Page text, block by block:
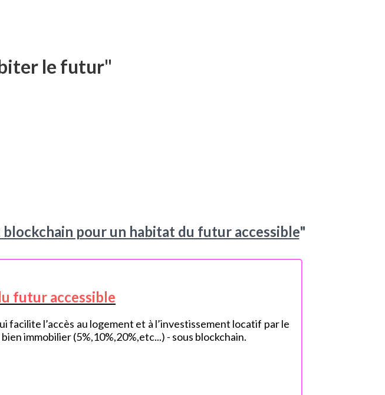
le futur"
pour un habitat du futur accessible"
futur accessible
facilite l’accès au logement et à l’investissement locatif par le
immobilier (5%,10%,20%,etc...) - sous blockchain.